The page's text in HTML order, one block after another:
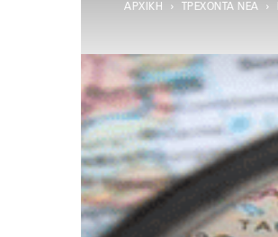
ΑΡΧΙΚΉ ΤΡΈΧΟΝΤΑ ΝΈΑ